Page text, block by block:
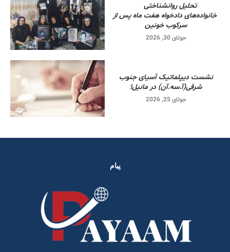
تحلیل روانشناختی
خانواده‌های دادخواه هفت ماه پس از
سرکوب خونین
جولای 30, 2026
نشست دیپلماتیک آسیای جنوب
شرقی‌(آ.سه.آن) در مانیل!
جولای 25, 2026
پیام